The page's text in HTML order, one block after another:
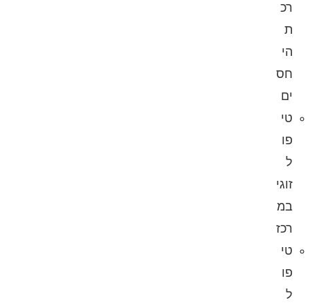
רכ
ת
הי
חס
ים
טי
פו
ל
זוגי
במ
רכז
טי
פו
ל